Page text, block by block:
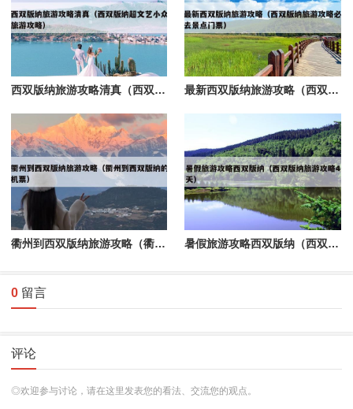
西双版纳旅游攻略清真（西双版纳超文艺小众旅游攻略） 最新西双版纳旅游攻略（西双版纳旅游攻略必去景点门票）
衢州到西双版纳旅游攻略（衢州到西双版纳的机票） 暑假旅游攻略西双版纳（西双版纳旅游攻略4天）
0 留言
评论
◎欢迎参与讨论，请在这里发表您的看法、交流您的观点。